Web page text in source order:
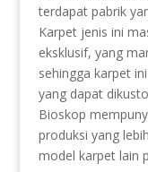
terdapat pabrik
Karpet jenis ini
eksklusif, yang
sehingga karpet
yang dapat
Bioskop
produksi yang
model karpet lain